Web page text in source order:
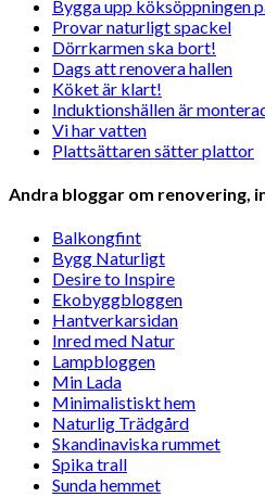
Bygga upp köksöppningen
Provar naturligt spackel
Dörrkarmen ska bort!
Dags att renovera hallen
Köket är klart!
Induktionshällen är
Vi har vatten
Plattsättaren sätter plattor
Andra bloggar om renovering,
Balkongfint
Bygg Naturligt
Desire to Inspire
Ekobyggbloggen
Hantverkarsidan
Inred med Natur
Lampbloggen
Min Lada
Minimalistiskt hem
Naturlig Trädgård
Skandinaviska rummet
Spika trall
Sunda hemmet